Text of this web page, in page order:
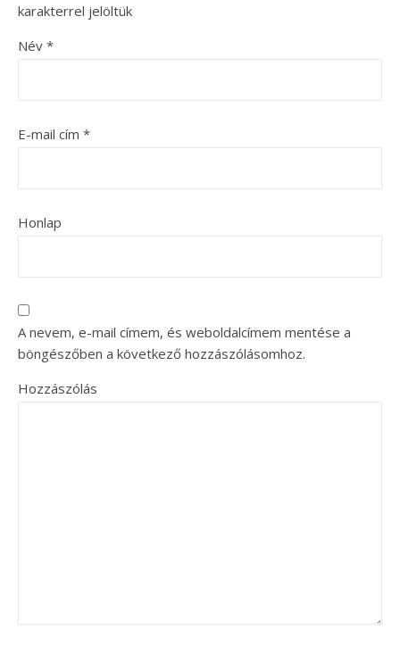
karakterrel jelöltük
Név *
E-mail cím *
Honlap
A nevem, e-mail címem, és weboldalcímem mentése a
böngészőben a következő hozzászólásomhoz.
Hozzászólás